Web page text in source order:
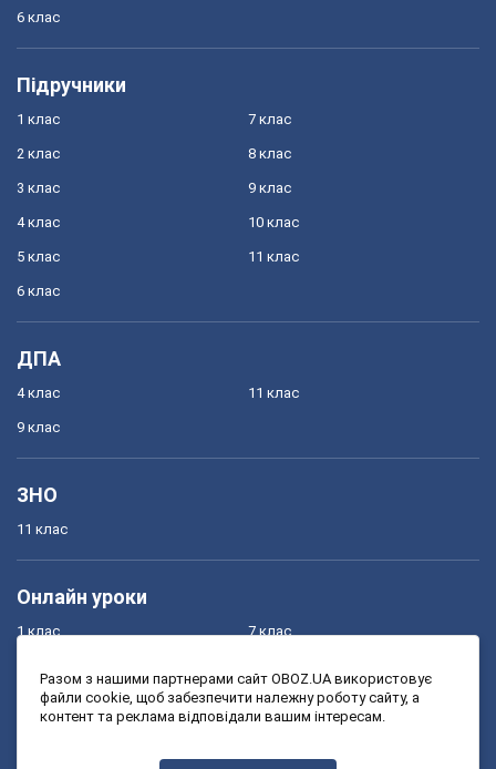
6 клас
Підручники
1 клас
2 клас
3 клас
4 клас
5 клас
6 клас
7 клас
8 клас
9 клас
10 клас
11 клас
ДПА
4 клас
9 клас
11 клас
ЗНО
11 клас
Онлайн уроки
1 клас
3 клас
7 клас
9 клас
Разом з нашими партнерами сайт OBOZ.UA використовує
файли cookie, щоб забезпечити належну роботу сайту, а
контент та реклама відповідали вашим інтересам.